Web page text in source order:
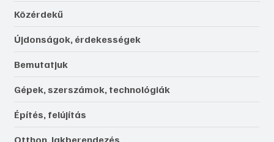
Közérdekű
Újdonságok, érdekességek
Bemutatjuk
Gépek, szerszámok, technológiák
Építés, felújítás
Otthon, lakberendezés